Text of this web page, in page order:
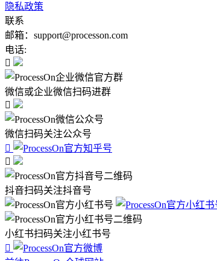
隐私政策
联系
邮箱：support@processon.com
电话:

微信或企业微信扫码进群

微信扫码关注公众号


抖音扫码关注抖音号
小红书扫码关注小红书号
